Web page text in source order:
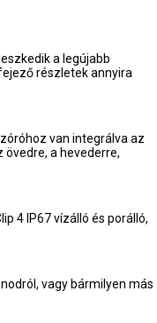
a legújabb
részletek annyira
van integrálva az
a hevederre,
4 IP67 vízálló és porálló,
vagy bármilyen más